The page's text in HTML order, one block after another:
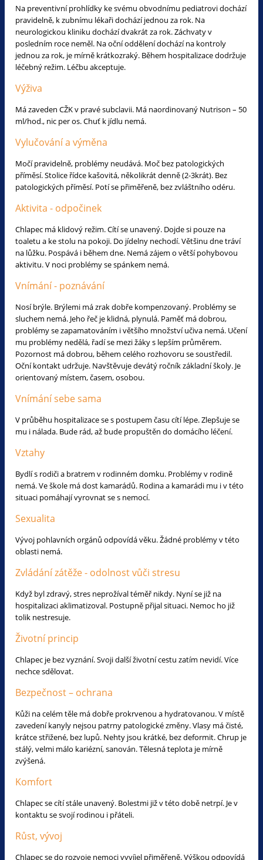
Na preventivní prohlídky ke svému obvodnímu pediatrovi dochází
pravidelně, k zubnímu lékaři dochází jednou za rok. Na
neurologickou kliniku dochází dvakrát za rok. Záchvaty v
posledním roce neměl. Na oční oddělení dochází na kontroly
jednou za rok, je mírně krátkozraký. Během hospitalizace dodržuje
léčebný režim. Léčbu akceptuje.
Výživa
Má zaveden CŽK v pravé subclavii. Má naordinovaný Nutrison – 50
ml/hod., nic per os. Chuť k jídlu nemá.
Vylučování a výměna
Močí pravidelně, problémy neudává. Moč bez patologických
příměsí. Stolice řídce kašovitá, několikrát denně (2-3krát). Bez
patologických příměsí. Potí se přiměřeně, bez zvláštního odéru.
Aktivita - odpočinek
Chlapec má klidový režim. Cítí se unavený. Dojde si pouze na
toaletu a ke stolu na pokoji. Do jídelny nechodí. Většinu dne tráví
na lůžku. Pospává i během dne. Nemá zájem o větší pohybovou
aktivitu. V noci problémy se spánkem nemá.
Vnímání - poznávání
Nosí brýle. Brýlemi má zrak dobře kompenzovaný. Problémy se
sluchem nemá. Jeho řeč je klidná, plynulá. Paměť má dobrou,
problémy se zapamatováním i většího množství učiva nemá. Učení
mu problémy nedělá, řadí se mezi žáky s lepším průměrem.
Pozornost má dobrou, během celého rozhovoru se soustředil.
Oční kontakt udržuje. Navštěvuje devátý ročník základní školy. Je
orientovaný místem, časem, osobou.
Vnímání sebe sama
V průběhu hospitalizace se s postupem času cítí lépe. Zlepšuje se
mu i nálada. Bude rád, až bude propuštěn do domácího léčení.
Vztahy
Bydlí s rodiči a bratrem v rodinném domku. Problémy v rodině
nemá. Ve škole má dost kamarádů. Rodina a kamarádi mu i v této
situaci pomáhají vyrovnat se s nemocí.
Sexualita
Vývoj pohlavních orgánů odpovídá věku. Žádné problémy v této
oblasti nemá.
Zvládání zátěže - odolnost vůči stresu
Když byl zdravý, stres neprožíval téměř nikdy. Nyní se již na
hospitalizaci aklimatizoval. Postupně přijal situaci. Nemoc ho již
tolik nestresuje.
Životní princip
Chlapec je bez vyznání. Svoji další životní cestu zatím nevidí. Více
nechce sdělovat.
Bezpečnost – ochrana
Kůži na celém těle má dobře prokrvenou a hydratovanou. V místě
zavedení kanyly nejsou patrny patologické změny. Vlasy má čisté,
krátce střižené, bez lupů. Nehty jsou krátké, bez deformit. Chrup je
stálý, velmi málo kariézní, sanován. Tělesná teplota je mírně
zvýšená.
Komfort
Chlapec se cítí stále unavený. Bolestmi již v této době netrpí. Je v
kontaktu se svojí rodinou i přáteli.
Růst, vývoj
Chlapec se do rozvoje nemoci vyvíjel přiměřeně. Výškou odpovídá